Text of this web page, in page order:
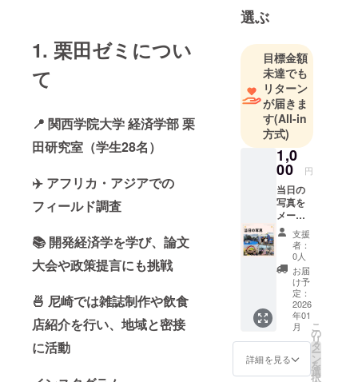
1. 栗田ゼミについ
て
📍 関西学院大学 経済学部 栗
田研究室（学生28名）
✈️ アフリカ・アジアでの
フィールド調査
📚 開発経済学を学び、論文
大会や政策提言にも挑戦
🍜 尼崎では雑誌制作や飲食
店紹介を行い、地域と密接
に活動
選ぶ
目標金額
未達でも
リターン
が届きま
す(All-in
方式)
1,0
00 円
当日の
写真を
メール
にてお
送りい
たしま
す！！
支援
者：
0人
お届
け予
定：
2026
年01
月
詳細を見る
こ
の
リ
タ
ー
ン
を
選
択